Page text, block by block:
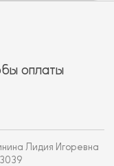
оплаты
Лидия Игоревна